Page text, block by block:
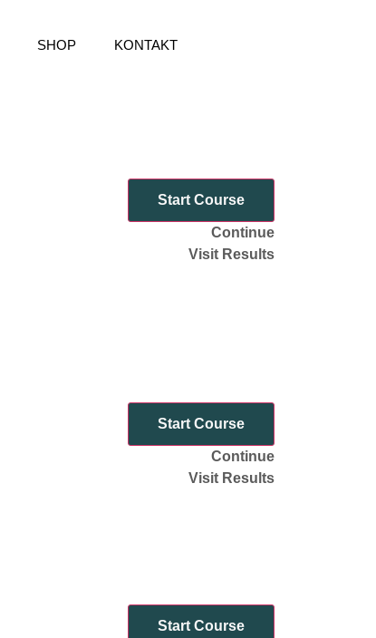
SHOP KONTAKT
Start Course
Continue
Visit Results
Start Course
Continue
Visit Results
Start Course